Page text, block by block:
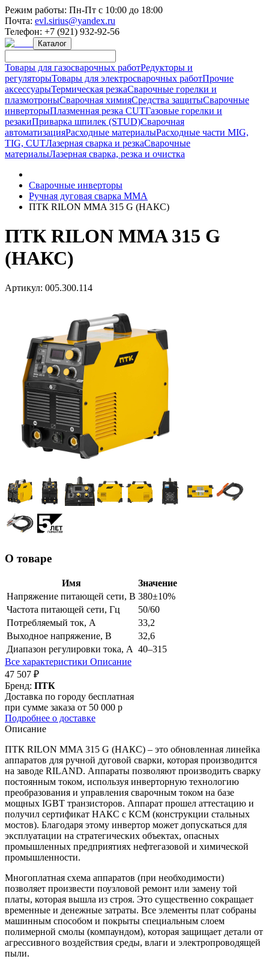
Режим работы: Пн-Пт с 10:00 до 18:00
Почта: evl.sirius@yandex.ru
Телефон: +7 (921) 932-92-56
Каталог
Товары для газосварочных работРедукторы и
регуляторыТовары для электросварочных работПрочие
аксессуарыТермическая резкаСварочные горелки и
плазмотроныСварочная химияСредства защитыСварочные
инверторыПлазменная резка CUTГазовые горелки и
резакиПриварка шпилек (STUD)Сварочная
автоматизацияРасходные материалыРасходные части MIG,
TIG, CUTЛазерная сварка и резкаСварочные
материалыЛазерная сварка, резка и очистка
Сварочные инверторы
Ручная дуговая сварка MMA
ПТК RILON MMA 315 G (НАКС)
ПТК RILON MMA 315 G
(НАКС)
Артикул: 005.300.114
О товаре
Имя
Значение
Напряжение питающей сети, В 380±10%
Частота питающей сети, Гц
50/60
Потребляемый ток, А
33,2
Выходное напряжение, В
32,6
Диапазон регулировки тока, А 40–315
Все характеристики Описание
47 507 ₽
Бренд: ПТК
Доставка по городу бесплатная
при сумме заказа от 50 000 р
Подробнее о доставке
Описание
ПТК RILON MMA 315 G (НАКС) – это обновленная линейка
аппаратов для ручной дуговой сварки, которая производится
на заводе RILAND. Аппараты позволяют производить сварку
постоянным током, используя инверторную технологию
преобразования и управления сварочным током на базе
мощных IGBT транзисторов. Аппарат прошел аттестацию и
получил сертификат НАКС с КСМ (конструкции стальных
мостов). Благодаря этому инвертор может допускаться для
эксплуатации на стратегических объектах, опасных
промышленных предприятиях нефтегазовой и химической
промышленности.
Многоплатная схема аппаратов (при необходимости)
позволяет произвести поузловой ремонт или замену той
платы, которая вышла из строя. Это существенно сокращает
временные и денежные затраты. Все элементы плат собраны
машинным способом и покрыты специальным слоем
полимерной смолы (компаундом), которая защищает детали от
агрессивного воздействия среды, влаги и электропроводящей
пыли.